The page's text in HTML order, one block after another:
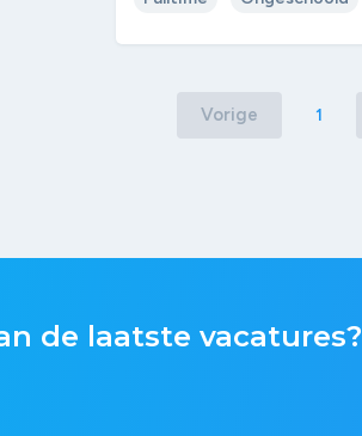
Vorige 1
de laatste vacatures?